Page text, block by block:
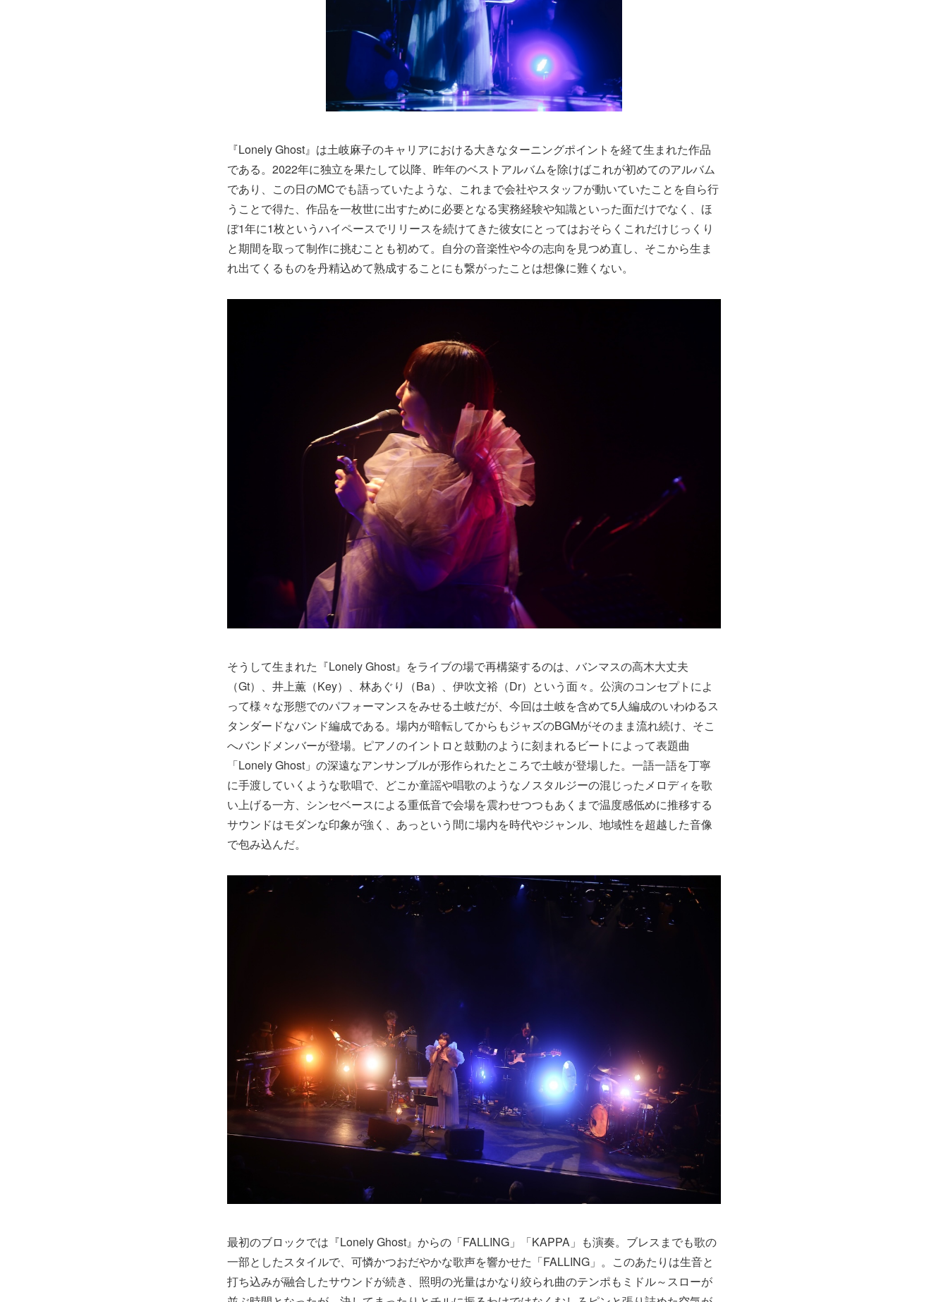
『Lonely Ghost』は土岐麻子のキャリアにおける大きなターニングポイントを経て生まれた作品
である。2022年に独立を果たして以降、昨年のベストアルバムを除けばこれが初めてのアルバム
であり、この日のMCでも語っていたような、これまで会社やスタッフが動いていたことを自ら行
うことで得た、作品を一枚世に出すために必要となる実務経験や知識といった面だけでなく、ほ
ぼ1年に1枚というハイペースでリリースを続けてきた彼女にとってはおそらくこれだけじっくり
と期間を取って制作に挑むことも初めて。自分の音楽性や今の志向を見つめ直し、そこから生ま
れ出てくるものを丹精込めて熟成することにも繋がったことは想像に難くない。
そうして生まれた『Lonely Ghost』をライブの場で再構築するのは、バンマスの高木大丈夫
（Gt）、井上薫（Key）、林あぐり（Ba）、伊吹文裕（Dr）という面々。公演のコンセプトによ
って様々な形態でのパフォーマンスをみせる土岐だが、今回は土岐を含めて5人編成のいわゆるス
タンダードなバンド編成である。場内が暗転してからもジャズのBGMがそのまま流れ続け、そこ
へバンドメンバーが登場。ピアノのイントロと鼓動のように刻まれるビートによって表題曲
「Lonely Ghost」の深遠なアンサンブルが形作られたところで土岐が登場した。一語一語を丁寧
に手渡していくような歌唱で、どこか童謡や唱歌のようなノスタルジーの混じったメロディを歌
い上げる一方、シンセベースによる重低音で会場を震わせつつもあくまで温度感低めに推移する
サウンドはモダンな印象が強く、あっという間に場内を時代やジャンル、地域性を超越した音像
で包み込んだ。
最初のブロックでは『Lonely Ghost』からの「FALLING」「KAPPA」も演奏。ブレスまでも歌の
一部としたスタイルで、可憐かつおだやかな歌声を響かせた「FALLING」。このあたりは生音と
打ち込みが融合したサウンドが続き、照明の光量はかなり絞られ曲のテンポもミドル～スローが